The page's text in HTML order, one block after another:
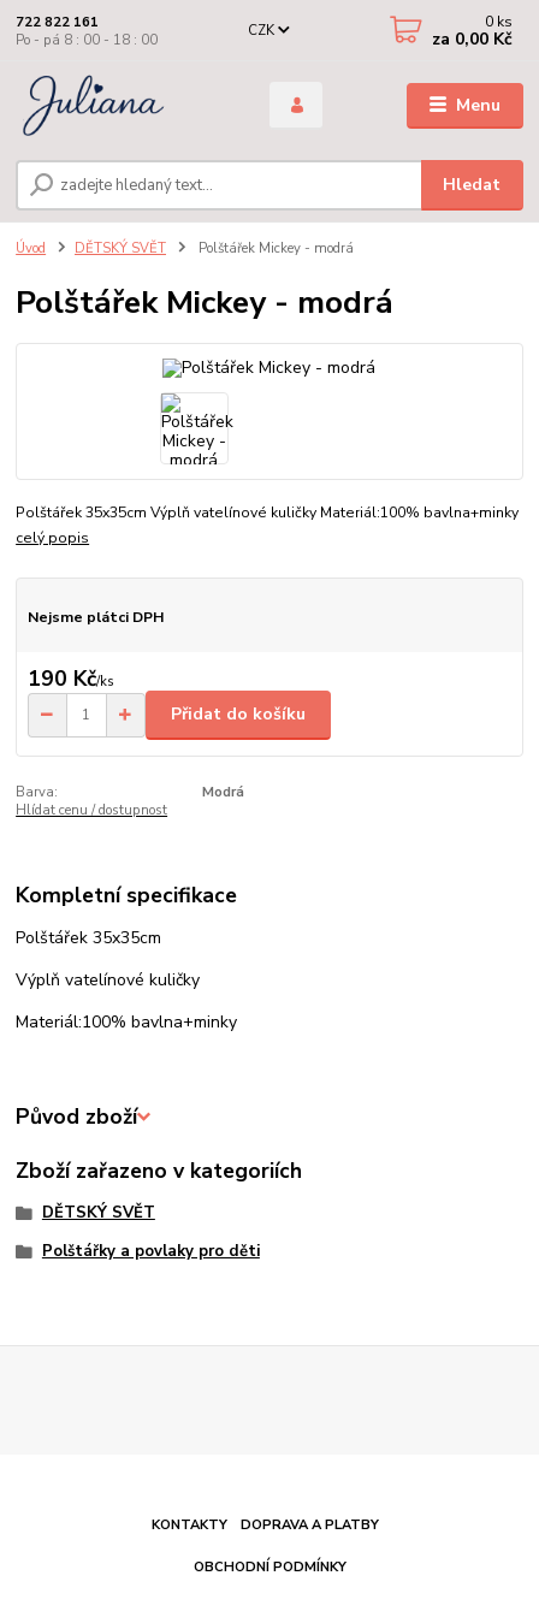
Menu
CZK
Hledat
722 822 161
Po - pá 8 : 00 - 18 : 00
0 ks
za 0,00 Kč
Úvod DĚTSKÝ SVĚT Polštářek Mickey - modrá
Polštářek Mickey - modrá
Polštářek 35x35cm Výplň vatelínové kuličky Materiál:100% bavlna+minky
celý popis
Nejsme plátci DPH
190 Kč/ks
Přidat do košíku
Barva:
Modrá
Hlídat cenu / dostupnost
Kompletní specifikace
Polštářek 35x35cm
Výplň vatelínové kuličky
Materiál:100% bavlna+minky
Původ zboží
Zboží zařazeno v kategoriích
DĚTSKÝ SVĚT
Polštářky a povlaky pro děti
KONTAKTY DOPRAVA A PLATBY
OBCHODNÍ PODMÍNKY